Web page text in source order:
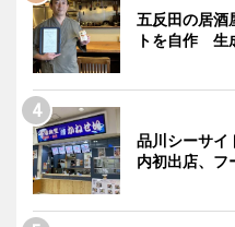
五反田の居酒
トを自作 生
品川シーサ
内初出店、フ